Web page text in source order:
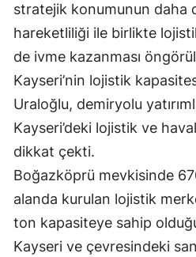
stratejik konumunun daha
hareketliliği ile birlikte
de ivme kazanması
Kayseri’nin lojistik
Uraloğlu, demiryolu
Kayseri’deki lojistik ve
dikkat çekti.
Boğazköprü mevkisinde
alanda kurulan lojistik
ton kapasiteye sahip
Kayseri ve çevresindeki